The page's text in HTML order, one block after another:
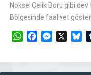
Noksel Çelik Boru gibi
Bölgesinde faaliyet
WhatsAppFacebook